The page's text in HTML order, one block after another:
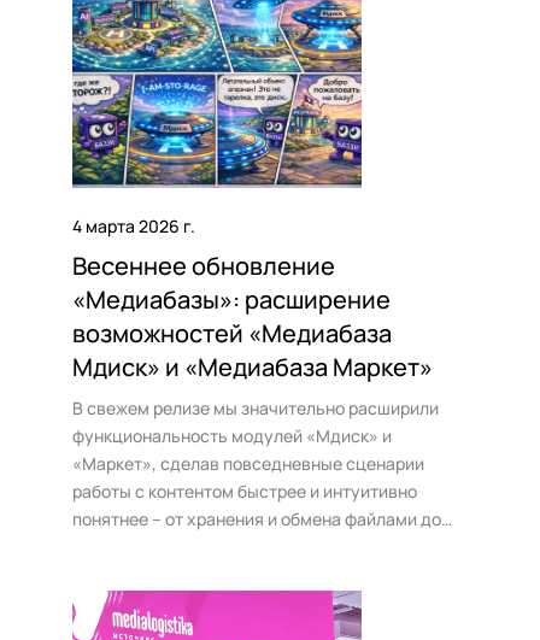
4 марта 2026 г.
Весеннее обновление
«Медиабазы»: расширение
возможностей «Медиабаза
Мдиск» и «Медиабаза Маркет»
В свежем релизе мы значительно расширили
функциональность модулей «Мдиск» и
«Маркет», сделав повседневные сценарии
работы с контентом быстрее и интуитивно
понятнее – от хранения и обмена файлами до